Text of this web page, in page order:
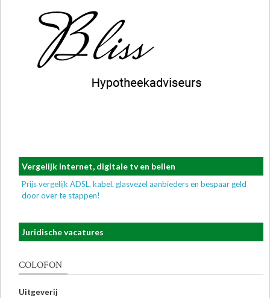
Vergelijk internet, digitale tv en bellen
Prijs vergelijk ADSL, kabel, glasvezel aanbieders en bespaar geld
door over te stappen!
Juridische vacatures
COLOFON
Uitgeverij